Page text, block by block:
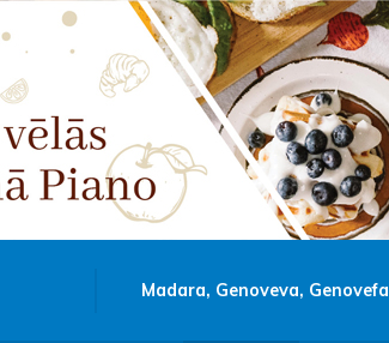
Madara, Genoveva, Genovefa